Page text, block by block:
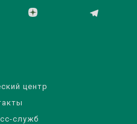
центр
служб